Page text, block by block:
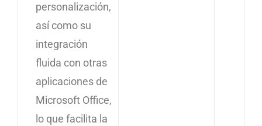
personalización,
así como su
integración
fluida con otras
aplicaciones de
Microsoft Office,
lo que facilita la